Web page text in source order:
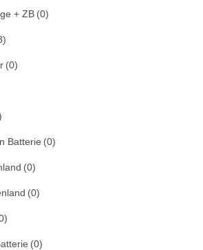
+ ZB (0)
(0)
Batterie (0)
(0)
(0)
(0)